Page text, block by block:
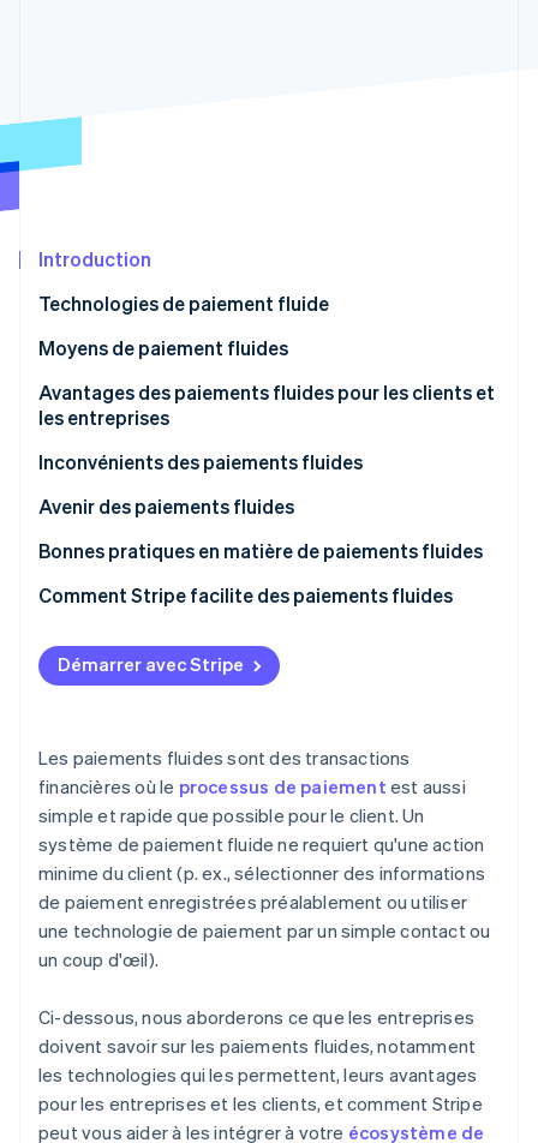
Vérification de l'identité
Stripe Sessions 2026
l’IA.
Introduction
Technologies de paiement fluide
Moyens de paiement fluides
Avantages des paiements fluides pour les clients et
les entreprises
Inconvénients des paiements fluides
Avenir des paiements fluides
Bonnes pratiques en matière de paiements fluides
Comment Stripe facilite des paiements fluides
Démarrer avec Stripe
Les paiements fluides sont des transactions
financières où le processus de paiement est aussi
simple et rapide que possible pour le client. Un
système de paiement fluide ne requiert qu'une action
minime du client (p. ex., sélectionner des informations
de paiement enregistrées préalablement ou utiliser
une technologie de paiement par un simple contact ou
un coup d'œil).
Ci-dessous, nous aborderons ce que les entreprises
doivent savoir sur les paiements fluides, notamment
les technologies qui les permettent, leurs avantages
pour les entreprises et les clients, et comment Stripe
peut vous aider à les intégrer à votre écosystème de